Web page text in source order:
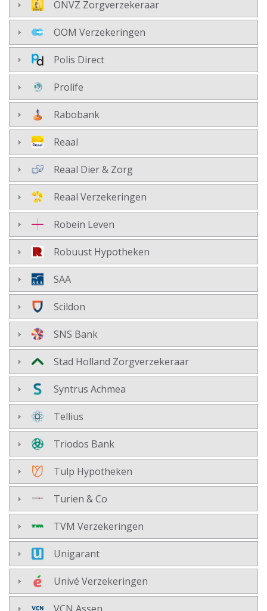
ONVZ Zorgverzekeraar
OOM Verzekeringen
Polis Direct
Prolife
Rabobank
Reaal
Reaal Dier & Zorg
Reaal Verzekeringen
Robein Leven
Robuust Hypotheken
SAA
Scildon
SNS Bank
Stad Holland Zorgverzekeraar
Syntrus Achmea
Tellius
Triodos Bank
Tulp Hypotheken
Turien & Co
TVM Verzekeringen
Unigarant
Univé Verzekeringen